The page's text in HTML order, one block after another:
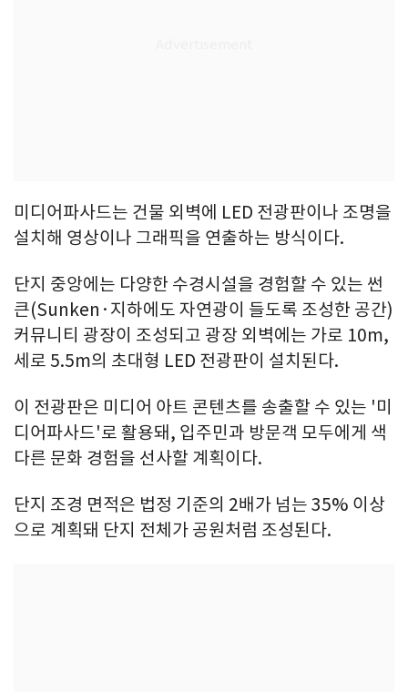
미디어파사드는 건물 외벽에 LED 전광판이나 조명을
설치해 영상이나 그래픽을 연출하는 방식이다.
단지 중앙에는 다양한 수경시설을 경험할 수 있는 썬
큰(Sunken·지하에도 자연광이 들도록 조성한 공간)
커뮤니티 광장이 조성되고 광장 외벽에는 가로 10m,
세로 5.5m의 초대형 LED 전광판이 설치된다.
이 전광판은 미디어 아트 콘텐츠를 송출할 수 있는 '미
디어파사드'로 활용돼, 입주민과 방문객 모두에게 색
다른 문화 경험을 선사할 계획이다.
단지 조경 면적은 법정 기준의 2배가 넘는 35% 이상
으로 계획돼 단지 전체가 공원처럼 조성된다.